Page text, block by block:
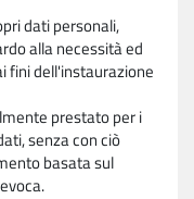
dati personali,
alla necessità ed
fini dell'instaurazione
prestato per i
senza con ciò
basata sul